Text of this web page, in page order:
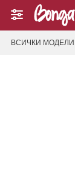
ВСИЧКИ МОДЕЛИ